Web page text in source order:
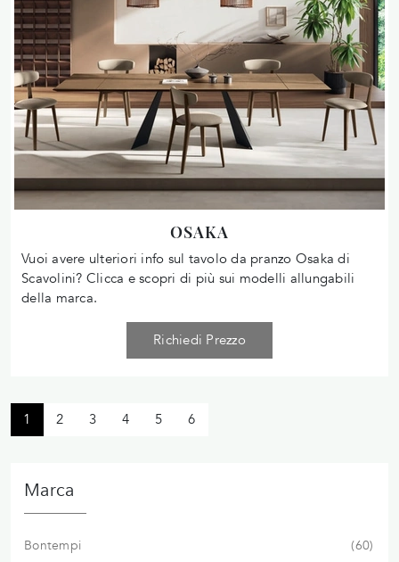
OSAKA
Vuoi avere ulteriori info sul tavolo da pranzo Osaka di
Scavolini? Clicca e scopri di più sui modelli allungabili
della marca.
Richiedi Prezzo
1 2 3 4 5 6
Marca
Bontempi
60